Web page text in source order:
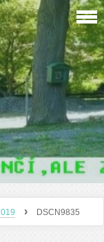
› DSCN9835